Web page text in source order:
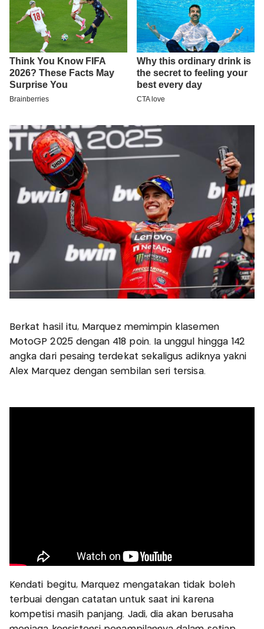
Berkat hasil itu, Marquez memimpin klasemen
MotoGP 2025 dengan 418 poin. Ia unggul hingga 142
angka dari pesaing terdekat sekaligus adiknya yakni
Alex Marquez dengan sembilan seri tersisa.
Kendati begitu, Marquez mengatakan tidak boleh
terbuai dengan catatan untuk saat ini karena
kompetisi masih panjang. Jadi, dia akan berusaha